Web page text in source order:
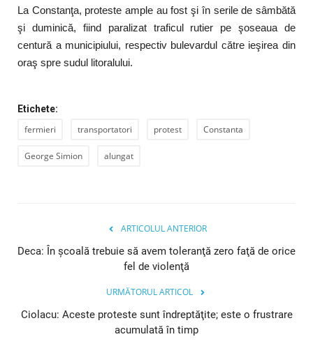
La Constanţa, proteste ample au fost şi în serile de sâmbătă
şi duminică, fiind paralizat traficul rutier pe şoseaua de
centură a municipiului, respectiv bulevardul către ieşirea din
oraş spre sudul litoralului.
Etichete:
fermieri transportatori protest Constanta
George Simion alungat
ARTICOLUL ANTERIOR
Deca: În şcoală trebuie să avem toleranţă zero faţă de orice
fel de violenţă
URMĂTORUL ARTICOL
Ciolacu: Aceste proteste sunt îndreptăţite; este o frustrare
acumulată în timp